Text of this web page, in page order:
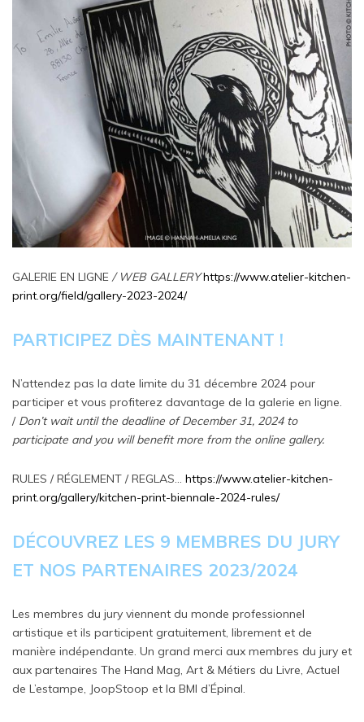
GALERIE EN LIGNE / WEB GALLERY https://www.atelier-kitchen-
print.org/field/gallery-2023-2024/
PARTICIPEZ DÈS MAINTENANT !
N’attendez pas la date limite du 31 décembre 2024 pour
participer et vous profiterez davantage de la galerie en ligne.
/ Don’t wait until the deadline of December 31, 2024 to
participate and you will benefit more from the online gallery.
RULES / RÉGLEMENT / REGLAS… https://www.atelier-kitchen-
print.org/gallery/kitchen-print-biennale-2024-rules/
DÉCOUVREZ LES 9 MEMBRES DU JURY
ET NOS PARTENAIRES 2023/2024
Les membres du jury viennent du monde professionnel
artistique et ils participent gratuitement, librement et de
manière indépendante. Un grand merci aux membres du jury et
aux partenaires The Hand Mag, Art & Métiers du Livre, Actuel
de L’estampe, JoopStoop et la BMI d’Épinal.